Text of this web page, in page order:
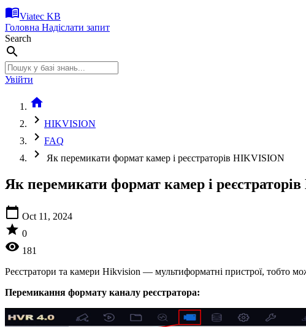
menu_bookViatec KB
Головна Надіслати запит
Search
search
Увійти
home
chevron_right HIKVISION
chevron_right FAQ
chevron_right Як перемикати формат камер і реєстраторів HIKVISION
Як перемикати формат камер і
calendar_today Oct 11, 2024
star 0
visibility 181
Реєстратори та камери Hikvision — мультиформатні пристрої, тобто
Перемикання формату каналу реєстратора: